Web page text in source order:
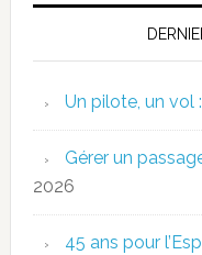
Un pilote, un vol
Gérer un
2026
45 ans pour